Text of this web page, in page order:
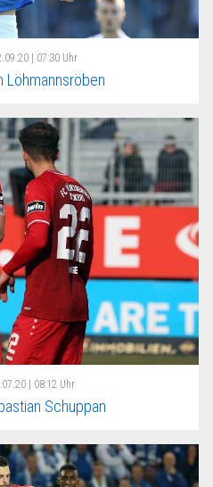
| 07:30 Uhr
Löhmannsröben
| 08:12 Uhr
Schuppan